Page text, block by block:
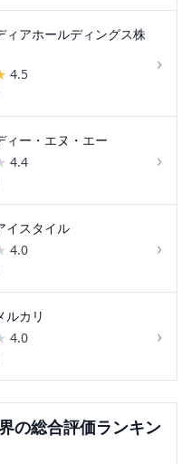
ィアホールディングス株
4.5 ›
ィー・エヌ・エー
4.4 ›
イスタイル
4.0 ›
ルカリ
4.0 ›
の総合評価ランキン